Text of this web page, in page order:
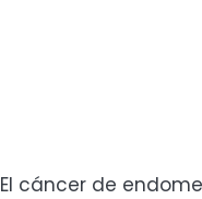
El cáncer de